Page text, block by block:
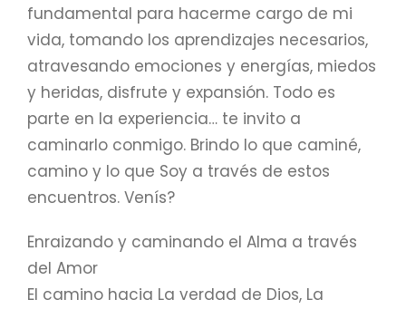
fundamental para hacerme cargo de mi
vida, tomando los aprendizajes necesarios,
atravesando emociones y energías, miedos
y heridas, disfrute y expansión. Todo es
parte en la experiencia… te invito a
caminarlo conmigo. Brindo lo que caminé,
camino y lo que Soy a través de estos
encuentros. Venís?
Enraizando y caminando el Alma a través
del Amor
El camino hacia La verdad de Dios, La